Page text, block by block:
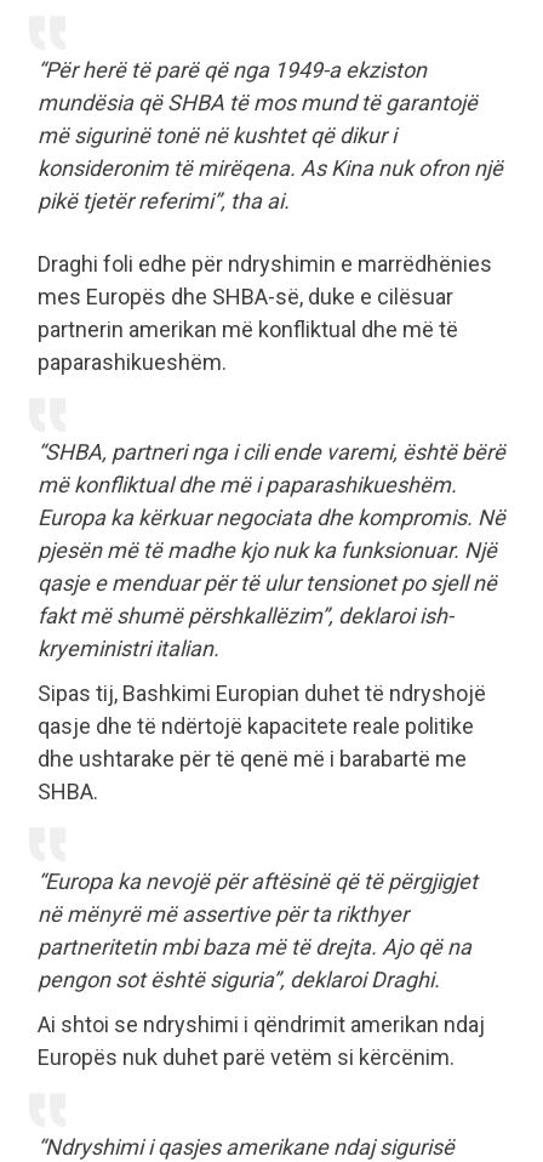
“Për herë të parë që nga 1949-a ekziston
mundësia që SHBA të mos mund të garantojë
më sigurinë tonë në kushtet që dikur i
konsideronim të mirëqena. As Kina nuk ofron një
pikë tjetër referimi”, tha ai.
Draghi foli edhe për ndryshimin e marrëdhënies
mes Europës dhe SHBA-së, duke e cilësuar
partnerin amerikan më konfliktual dhe më të
paparashikueshëm.
“SHBA, partneri nga i cili ende varemi, është bërë
më konfliktual dhe më i paparashikueshëm.
Europa ka kërkuar negociata dhe kompromis. Në
pjesën më të madhe kjo nuk ka funksionuar. Një
qasje e menduar për të ulur tensionet po sjell në
fakt më shumë përshkallëzim”, deklaroi ish-
kryeministri italian.
Sipas tij, Bashkimi Europian duhet të ndryshojë
qasje dhe të ndërtojë kapacitete reale politike
dhe ushtarake për të qenë më i barabartë me
SHBA.
“Europa ka nevojë për aftësinë që të përgjigjet
në mënyrë më assertive për ta rikthyer
partneritetin mbi baza më të drejta. Ajo që na
pengon sot është siguria”, deklaroi Draghi.
Ai shtoi se ndryshimi i qëndrimit amerikan ndaj
Europës nuk duhet parë vetëm si kërcënim.
“Ndryshimi i qasjes amerikane ndaj sigurisë